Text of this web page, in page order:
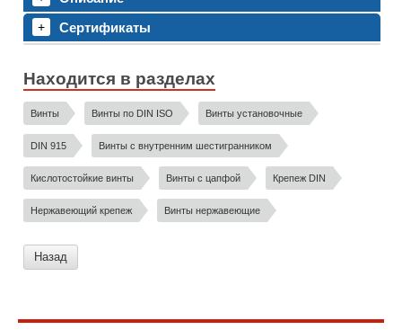
Сертификаты
Находится в разделах
Винты Винты по DIN ISO Винты установочные
DIN 915 Винты с внутренним шестигранником
Кислотостойкие винты Винты с цапфой Крепеж DIN
Нержавеющий крепеж Винты нержавеющие
Назад